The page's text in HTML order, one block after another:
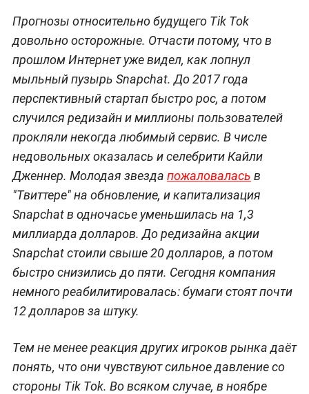
Прогнозы относительно будущего Tik Tok
довольно осторожные. Отчасти потому, что в
прошлом Интернет уже видел, как лопнул
мыльный пузырь Snapchat. До 2017 года
перспективный стартап быстро рос, а потом
случился редизайн и миллионы пользователей
прокляли некогда любимый сервис. В числе
недовольных оказалась и селебрити Кайли
Дженнер. Молодая звезда пожаловалась в
"Твиттере" на обновление, и капитализация
Snapchat в одночасье уменьшилась на 1,3
миллиарда долларов. До редизайна акции
Snapchat стоили свыше 20 долларов, а потом
быстро снизились до пяти. Сегодня компания
немного реабилитировалась: бумаги стоят почти
12 долларов за штуку.
Тем не менее реакция других игроков рынка даёт
понять, что они чувствуют сильное давление со
стороны Tik Tok. Во всяком случае, в ноябре